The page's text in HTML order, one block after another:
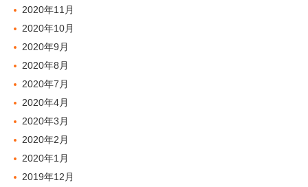
2020年11月
2020年10月
2020年9月
2020年8月
2020年7月
2020年4月
2020年3月
2020年2月
2020年1月
2019年12月